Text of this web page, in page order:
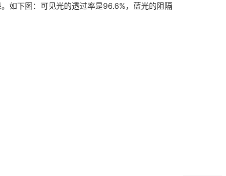
如下图：可见光的透过率是96.6%，蓝光的阻隔